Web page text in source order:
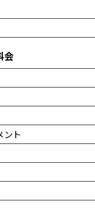
会
ント